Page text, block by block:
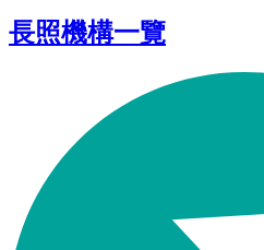
長照機構一覽